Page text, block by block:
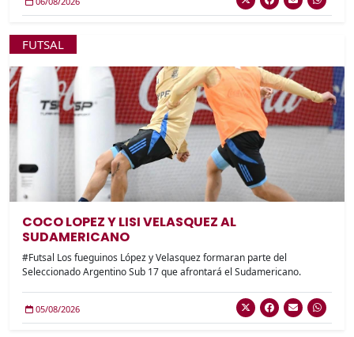
FUTSAL
COCO LOPEZ Y LISI VELASQUEZ AL
SUDAMERICANO
#Futsal Los fueguinos López y Velasquez formaran parte del
Seleccionado Argentino Sub 17 que afrontará el Sudamericano.
05/08/2026